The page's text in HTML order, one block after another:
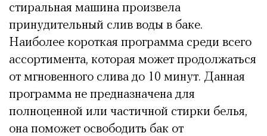
стиральная машина произвела
принудительный слив воды в баке.
Наиболее короткая программа среди всего
ассортимента, которая может продолжаться
от мгновенного слива до 10 минут. Данная
программа не предназначена для
полноценной или частичной стирки белья,
она поможет освободить бак от